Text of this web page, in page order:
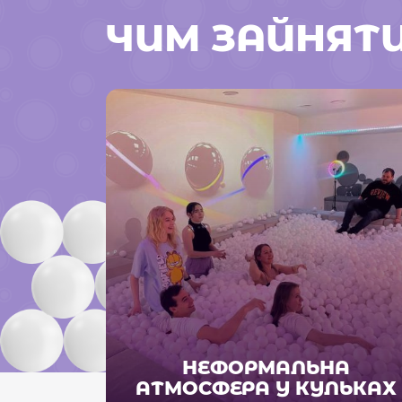
ЧИМ
НЕФОРМАЛЬНА
АТМОСФЕРА У КУЛЬКАХ